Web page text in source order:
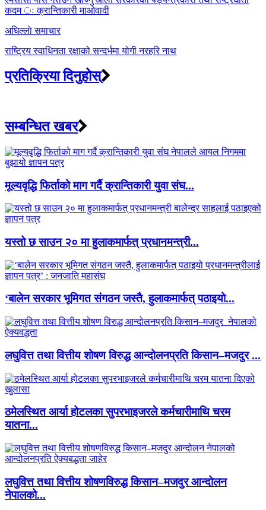
कदम ः क्रान्तिकारी माओवादी
अघिल्लाे समाचार
राष्ट्रिय स्वाधिनता रक्षाको सन्दर्भमा योगी नरहरि नाथ
प्रतिक्रिया दिनुहोस्
सम्बन्धित खबर
मूल्यवृद्धि फिर्ताको माग गर्दै क्रान्तिकारी युवा संघ...
यस्तो छ साउन २० मा हुलाकमार्फत् प्रधानमन्त्री...
‘बालेन सरकार भूमिगत संगठन जस्तै, हुलाकमार्फत् पठाइयो...
लघुवित्त तथा वित्तीय शोषण विरुद्ध आन्दोलनप्रति किसान–मजदुर ...
ठमेलस्थित आर्या होटलका सुपरभाइजरले कर्मचारीमाथि चरम
यातना...
लघुवित्त तथा वित्तीय शोषणविरुद्ध किसान–मजदुर आन्दोलन
नेपालको...